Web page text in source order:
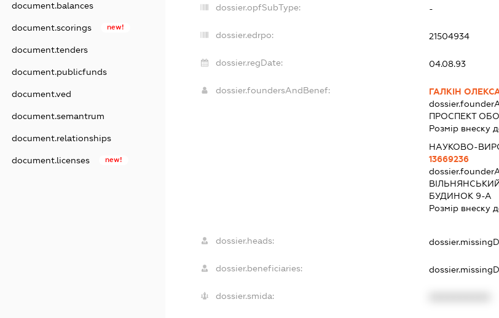
document.balances
document.scorings new!
document.tenders
document.publicfunds
document.ved
document.semantrum
document.relationships
document.licenses new!
dossier.opfSubType: -
dossier.edrpo: 21504934
dossier.regDate: 04.08.93
dossier.foundersAndBenef:
ГАЛКІН
ПРОСПЕКТ
Розмір внеску
НАУКОВО-
13669236
БУДИНОК 9-А
Розмір внеску
dossier.heads:
dossier.beneficiaries:
dossier.smida: